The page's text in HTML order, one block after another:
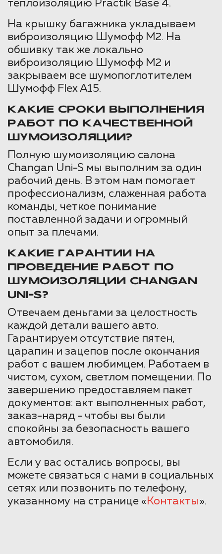
теплоизоляцию Practik Base 4.
На крышку багажника укладываем
виброизоляцию Шумофф М2. На
обшивку так же локально
виброизоляцию Шумофф М2 и
закрываем все шумопоглотителем
Шумофф Flex A15.
КАКИЕ СРОКИ ВЫПОЛНЕНИЯ
РАБОТ ПО КАЧЕСТВЕННОЙ
ШУМОИЗОЛЯЦИИ?
Полную шумоизоляцию салона
Changan Uni-S мы выполним за один
рабочий день. В этом нам помогает
профессионализм, слаженная работа
команды, четкое понимание
поставленной задачи и огромный
опыт за плечами.
КАКИЕ ГАРАНТИИ НА
ПРОВЕДЕНИЕ РАБОТ ПО
ШУМОИЗОЛЯЦИИ CHANGAN
UNI-S?
Отвечаем деньгами за целостность
каждой детали вашего авто.
Гарантируем отсутствие пятен,
царапин и зацепов после окончания
работ с вашем любимцем. Работаем в
чистом, сухом, светлом помещении. По
завершению предоставляем пакет
документов: акт выполненных работ,
заказ-наряд - чтобы вы были
спокойны за безопасность вашего
автомобиля.
Если у вас остались вопросы, вы
можете связаться с нами в социальных
сетях или позвонить по телефону,
указанному на странице «Контакты».